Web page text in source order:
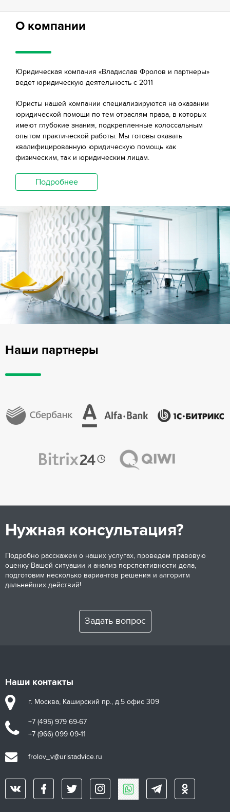
О компании
Юридическая компания «Владислав Фролов и партнеры»
ведет юридическую деятельность с 2011
Юристы нашей компании специализируются на оказании
юридической помощи по тем отраслям права, в которых
имеют глубокие знания, подкрепленные колоссальным
опытом практической работы. Мы готовы оказать
квалифицированную юридическую помощь как
физическим, так и юридическим лицам.
Подробнее
Наши партнеры
Нужная консультация?
Подробно расскажем о наших услугах, проведем правовую
оценку Вашей ситуации и анализ перспективности дела,
подготовим несколько вариантов решения и алгоритм
дальнейших действий!
Задать вопрос
Наши контакты
г. Москва, Каширский пр., д.5 офис 309
+7 (495) 979 69-67
+7 (966) 099 09-11
frolov_v@uristadvice.ru